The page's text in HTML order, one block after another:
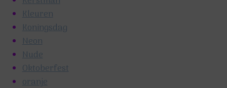
Kleuren
Koningsdag
Neon
Nude
Oktoberfest
oranje